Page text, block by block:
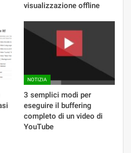
visualizzazione offline
NOTIZIA
3 semplici modi per
eseguire il buffering
completo di un video di
YouTube